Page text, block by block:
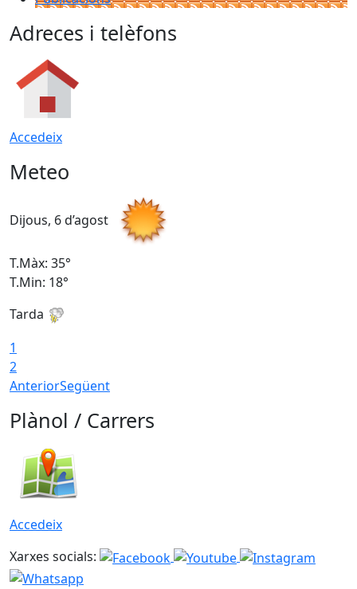
Adreces i telèfons
Accedeix
Meteo
Dijous, 6 d’agost
T.Màx: 35°
T.Min: 18°
Tarda
1
2
AnteriorSegüent
Plànol / Carrers
Accedeix
Xarxes socials: